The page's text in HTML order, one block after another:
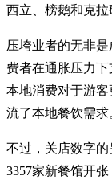
西立、榜鹅和克拉
压垮业者的无非
费者在通胀压力
本地消费对于游
流了本地餐饮需求
不过，关店数字
3357家新餐馆开